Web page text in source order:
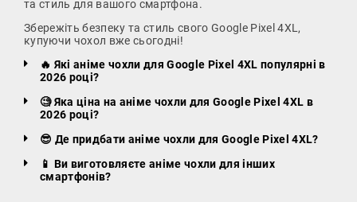
та стиль для вашого смартфона.
Збережіть безпеку та стиль свого Google Pixel 4XL,
купуючи чохол вже сьогодні!
🔥 Які аніме чохли для Google Pixel 4XL популярні в
2026 році?
🧐 Яка ціна на аніме чохли для Google Pixel 4XL в
2026 році?
😎 Де придбати аніме чохли для Google Pixel 4XL?
📱 Ви виготовляєте аніме чохли для інших
смартфонів?